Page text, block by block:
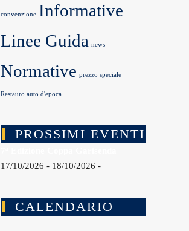
convenzione Informative
Linee Guida news
Normative prezzo speciale
Restauro auto d'epoca
PROSSIMI EVENTI
17/10/2026 - 18/10/2026 -
CALENDARIO